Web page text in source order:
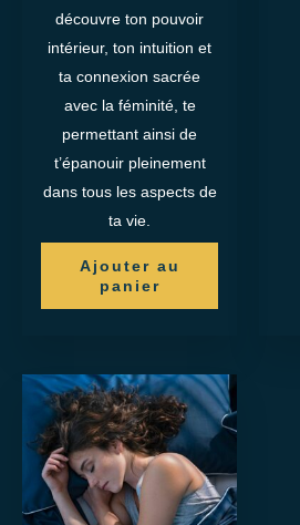
découvre ton pouvoir
intérieur, ton intuition et
ta connexion sacrée
avec la féminité, te
permettant ainsi de
t’épanouir pleinement
dans tous les aspects de
ta vie.
Ajouter au
panier